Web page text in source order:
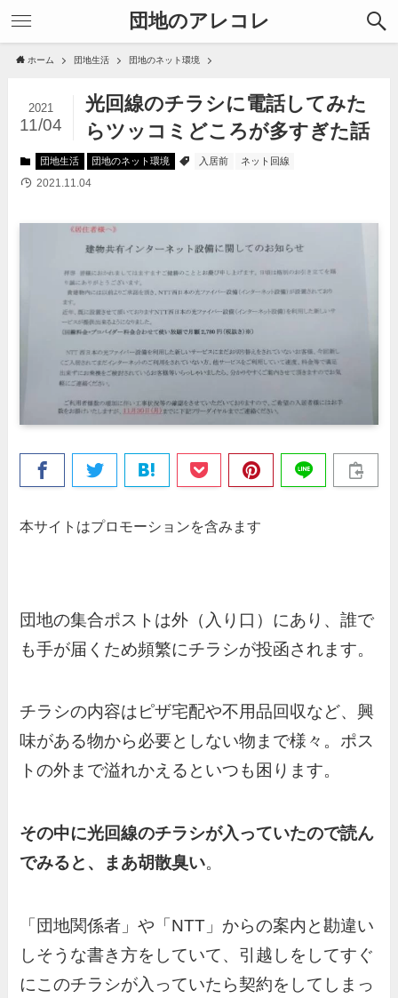
団地のアレコレ
ホーム 団地生活 団地のネット環境
光回線のチラシに電話してみた
らツッコミどころが多すぎた話
2021
11/04
団地生活 団地のネット環境 入居前 ネット回線
2021.11.04
本サイトはプロモーションを含みます
団地の集合ポストは外（入り口）にあり、誰で
も手が届くため頻繁にチラシが投函されます。
チラシの内容はピザ宅配や不用品回収など、興
味がある物から必要としない物まで様々。ポス
トの外まで溢れかえるといつも困ります。
その中に光回線のチラシが入っていたので読ん
でみると、まあ胡散臭い。
「団地関係者」や「NTT」からの案内と勘違い
しそうな書き方をしていて、引越しをしてすぐ
にこのチラシが入っていたら契約をしてしまっ